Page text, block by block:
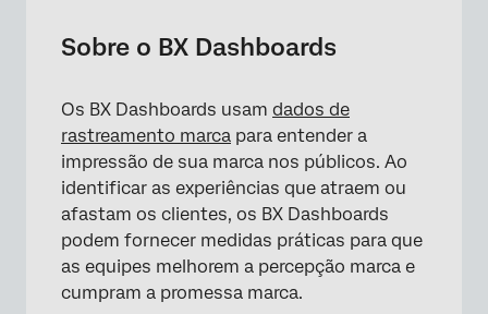
Edição de painéis
BX
Trabalhando com seus dados
Configuração de widgets BX
Configuração de widgets BX para dados de
Marca
Configuração de widgets BX para dados que
Sobre o BX Dashboards
Os BX Dashboards usam dados de
rastreamento marca para entender a
impressão de sua marca nos públicos. Ao
identificar as experiências que atraem ou
afastam os clientes, os BX Dashboards
podem fornecer medidas práticas para que
as equipes melhorem a percepção marca e
cumpram a promessa marca.